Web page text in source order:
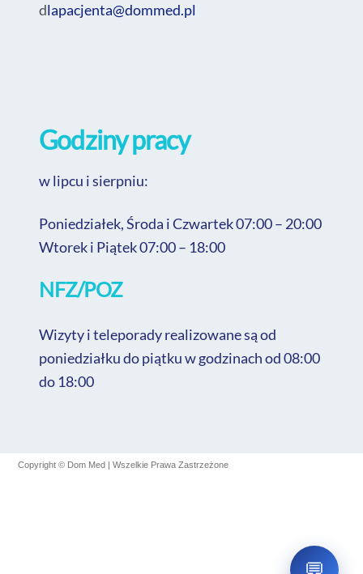
dlapacjenta@dommed.pl
Godziny pracy
w lipcu i sierpniu:
Poniedziałek, Środa i Czwartek 07:00 – 20:00
Wtorek i Piątek 07:00 – 18:00
NFZ/POZ
Wizyty i teleporady realizowane są od
poniedziałku do piątku w godzinach od 08:00
do 18:00
Copyright © Dom Med | Wszelkie Prawa Zastrzeżone
DOM MED
Sprawdzanie...